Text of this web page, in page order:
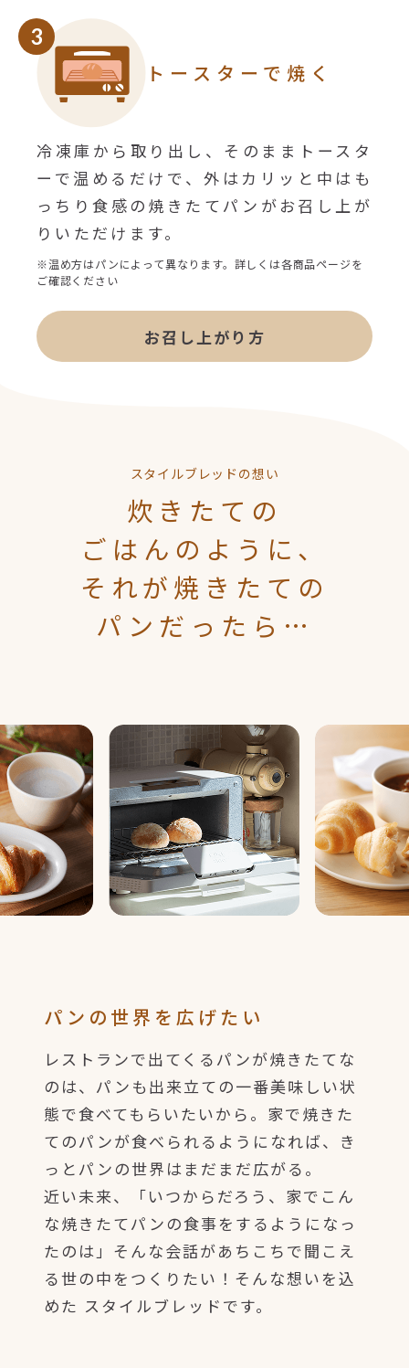
3
トースターで焼く
冷凍庫から取り出し、そのままトースタ
ーで温めるだけで、外はカリッと中はも
っちり食感の焼きたてパンがお召し上が
りいただけます。
※温め方はパンによって異なります。詳しくは各商品ページを
ご確認ください
お召し上がり方
スタイルブレッドの想い
炊きたての
ごはんのように、
それが焼きたての
パンだったら…
パンの世界を広げたい
レストランで出てくるパンが焼きたてな
のは、パンも出来立ての一番美味しい状
態で食べてもらいたいから。家で焼きた
てのパンが食べられるようになれば、き
っとパンの世界はまだまだ広がる。
近い未来、「いつからだろう、家でこん
な焼きたてパンの食事をするようになっ
たのは」そんな会話があちこちで聞こえ
る世の中をつくりたい！そんな想いを込
めた スタイルブレッドです。